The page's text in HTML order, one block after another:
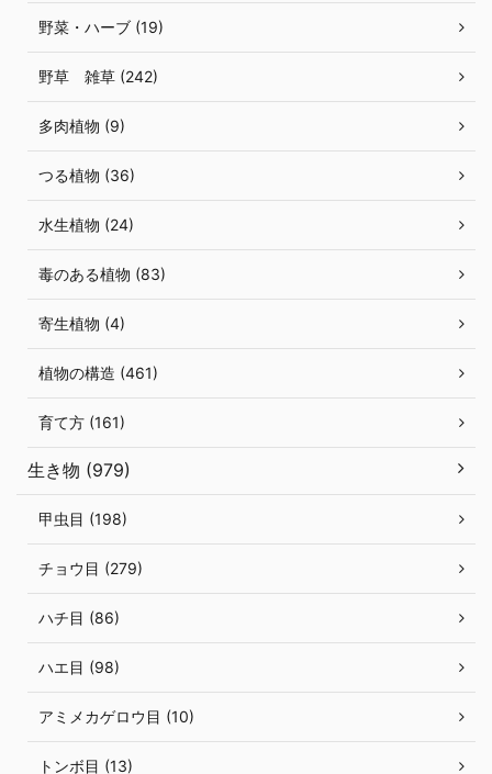
野菜・ハーブ (19)
野草 雑草 (242)
多肉植物 (9)
つる植物 (36)
水生植物 (24)
毒のある植物 (83)
寄生植物 (4)
植物の構造 (461)
育て方 (161)
生き物 (979)
甲虫目 (198)
チョウ目 (279)
ハチ目 (86)
ハエ目 (98)
アミメカゲロウ目 (10)
トンボ目 (13)